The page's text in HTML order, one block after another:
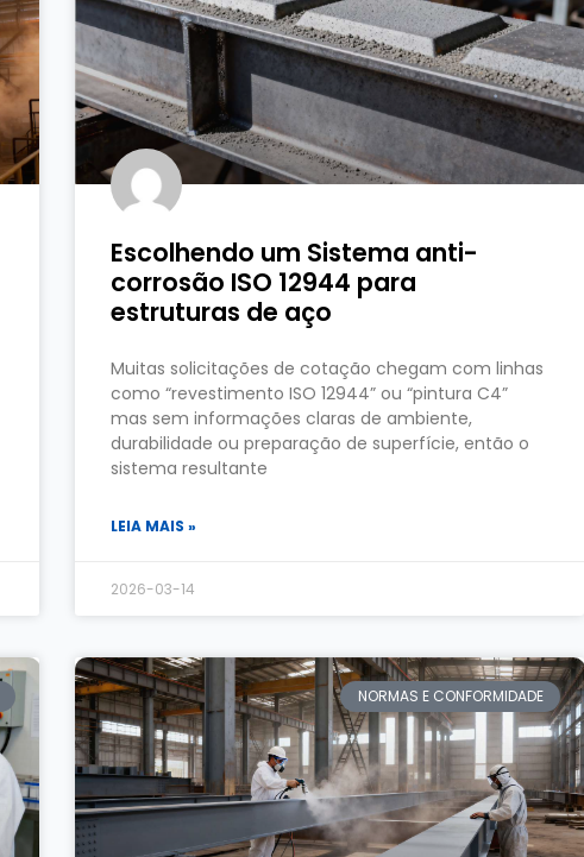
Escolhendo um Sistema anti-
corrosão ISO 12944 para
estruturas de aço
Muitas solicitações de cotação chegam com linhas
como “revestimento ISO 12944” ou “pintura C4”
mas sem informações claras de ambiente,
durabilidade ou preparação de superfície, então o
sistema resultante
LEIA MAIS »
2026-03-14
NORMAS E CONFORMIDADE